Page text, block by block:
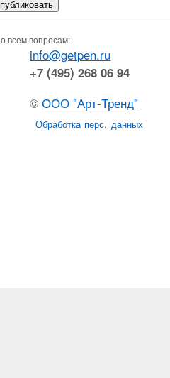
всем вопросам:
info@getpen.ru
+7 (495) 268 06 94
©ООО "Арт-Тренд"
Обработка перс. данных